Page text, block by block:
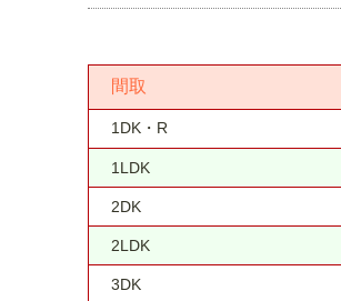
間取
1DK・R
1LDK
2DK
2LDK
3DK